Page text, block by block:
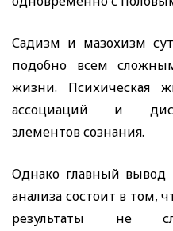
Садизм и мазохизм
подобно всем
жизни. Психическая
ассоциаций и
элементов сознания.
Однако главный вывод
анализа состоит в том,
результаты не